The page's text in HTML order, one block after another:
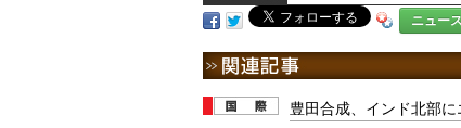
ニュー
豊田合成、インド北部